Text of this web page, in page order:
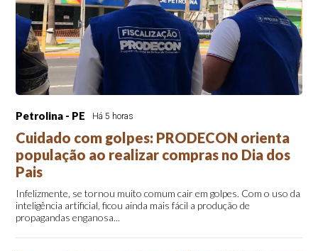
Petrolina - PE Há 5 horas
Cuidado com golpes: PRODECON orienta
população ao realizar compras no Dia dos
Pais
Infelizmente, se tornou muito comum cair em golpes. Com o uso da
inteligência artificial, ficou ainda mais fácil a produção de
propagandas enganosa...